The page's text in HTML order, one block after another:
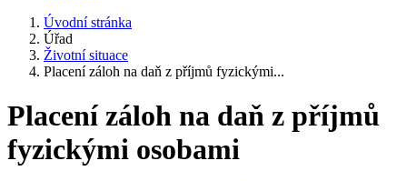
Úvodní stránka
Úřad
Životní situace
Placení záloh na daň z příjmů fyzickými...
Placení záloh na daň z příjmů
fyzickými osobami